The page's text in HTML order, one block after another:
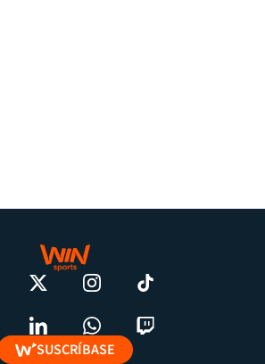
SUSCRÍBASE